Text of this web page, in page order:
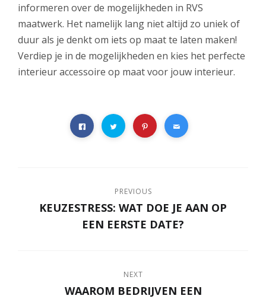
informeren over de mogelijkheden in RVS
maatwerk. Het namelijk lang niet altijd zo uniek of
duur als je denkt om iets op maat te laten maken!
Verdiep je in de mogelijkheden en kies het perfecte
interieur accessoire op maat voor jouw interieur.
PREVIOUS
KEUZESTRESS: WAT DOE JE AAN OP
EEN EERSTE DATE?
NEXT
WAAROM BEDRIJVEN EEN